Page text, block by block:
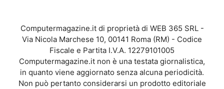
Computermagazine.it di proprietà di WEB 365 SRL -
Via Nicola Marchese 10, 00141 Roma (RM) - Codice
Fiscale e Partita I.V.A. 12279101005
Computermagazine.it non è una testata giornalistica,
in quanto viene aggiornato senza alcuna periodicità.
Non può pertanto considerarsi un prodotto editoriale